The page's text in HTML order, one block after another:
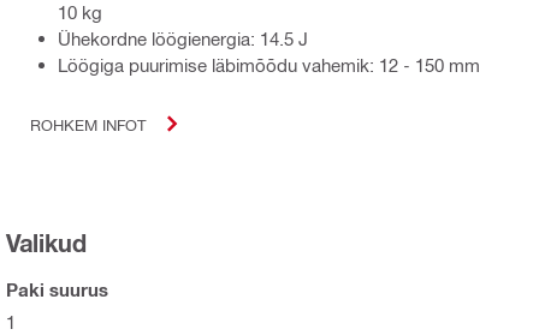
10 kg
Ühekordne löögienergia: 14.5 J
Löögiga puurimise läbimõõdu vahemik: 12 - 150 mm
ROHKEM INFOT
Valikud
Paki suurus
1